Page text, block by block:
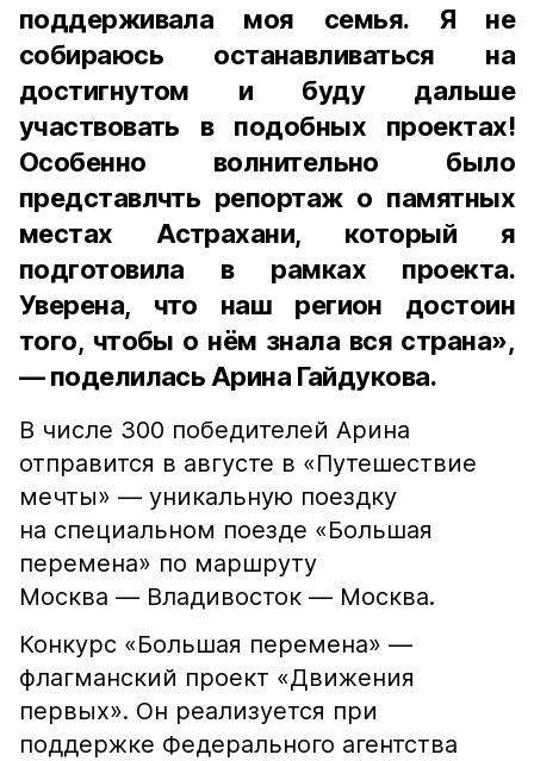
поддерживала моя семья. Я не
собираюсь останавливаться на
достигнутом и буду дальше
участвовать в подобных проектах!
Особенно волнительно было
представлчть репортаж о памятных
местах Астрахани, который я
подготовила в рамках проекта.
Уверена, что наш регион достоин
того, чтобы о нём знала вся страна»,
— поделилась Арина Гайдукова.
В числе 300 победителей Арина
отправится в августе в «Путешествие
мечты» — уникальную поездку
на специальном поезде «Большая
перемена» по маршруту
Москва — Владивосток — Москва.
Конкурс «Большая перемена» —
флагманский проект «Движения
первых». Он реализуется при
поддержке Федерального агентства